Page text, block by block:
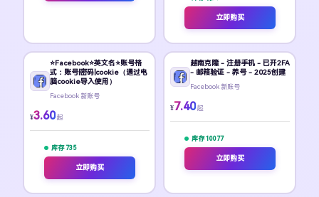
立即购买
⭐Facebook⭐英文名⭐账号格
式：账号|密码|cookie（通过电
脑cookie导入使用）
Facebook 新账号
¥3.60 起
库存 735
立即购买
越南克隆 - 注册手机 - 已开2FA
- 邮箱验证 - 养号 - 2025创建
Facebook 新账号
¥7.40 起
库存 10077
立即购买